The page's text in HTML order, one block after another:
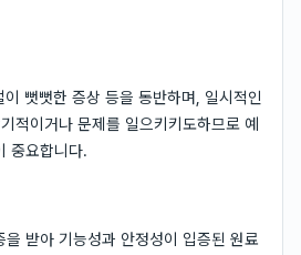
뻣뻣한 증상 등을 동반하며, 일시적인
적이거나 문제를 일으키키도하므로 예
중요합니다.
을 받아 기능성과 안정성이 입증된 원료